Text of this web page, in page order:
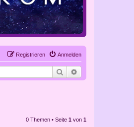
Anmelden
Registrieren
Suche
0 Themen • Seite 1 von 1